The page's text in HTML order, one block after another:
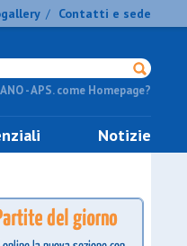
/ Contatti e sede
- APS. come Homepage?
Notizie